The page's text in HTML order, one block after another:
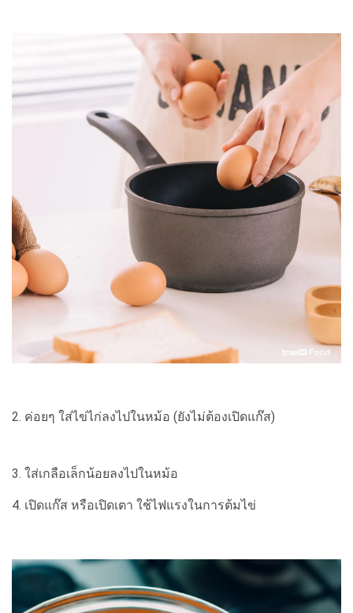
2. ค่อยๆ ใส่ไข่ไก่ลงไปในหม้อ (ยังไม่ต้องเปิดแก๊ส)
3. ใส่เกลือเล็กน้อยลงไปในหม้อ
4. เปิดแก๊ส หรือเปิดเตา ใช้ไฟแรงในการต้มไข่